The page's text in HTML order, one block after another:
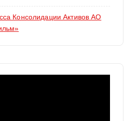
Консолидации Активов АО